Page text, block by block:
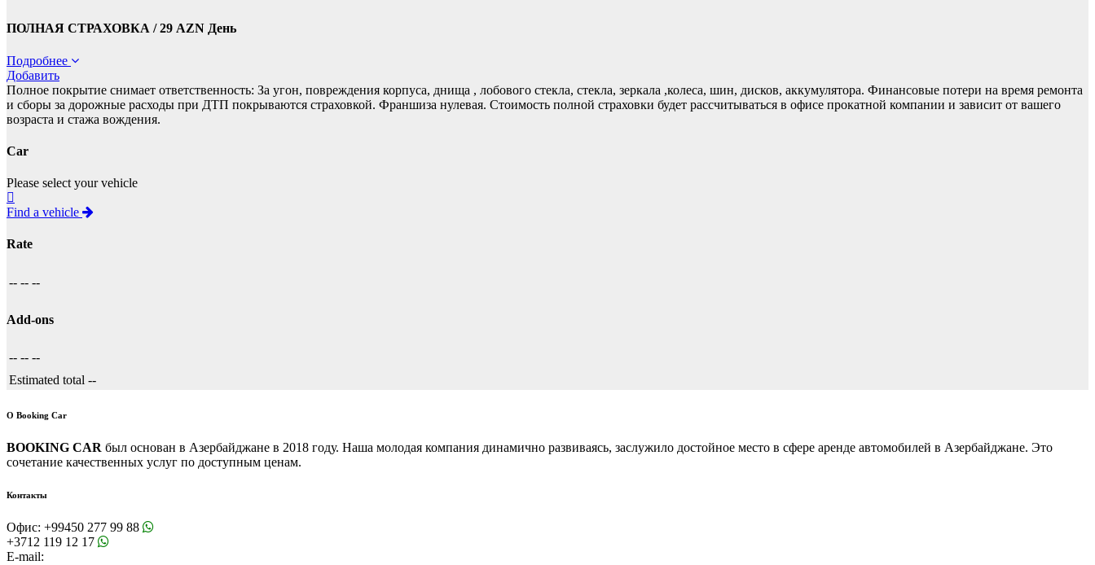
ПОЛНАЯ СТРАХОВКА / 29 AZN День
Подробнее
Добавить
Полное покрытие снимает ответственность: За угон, повреждения корпуса, днища , лобового стекла, стекла, зеркала ,колеса, шин, дисков, аккумулятора. Финансовые потери на время ремонта
и сборы за дорожные расходы при ДТП покрываются страховкой. Франшиза нулевая. Стоимость полной страховки будет рассчитываться в офисе прокатной компании и зависит от вашего
возраста и стажа вождения.
Car
Please select your vehicle
Find a vehicle
Rate
-- -- --
Add-ons
-- -- --
Estimated total --
О Booking Car
BOOKING CAR был основан в Азербайджане в 2018 году. Наша молодая компания динамично развиваясь, заслужило достойное место в сфере аренде автомобилей в Азербайджане. Это
сочетание качественных услуг по доступным ценам.
Контакты
Офис: +99450 277 99 88
+3712 119 12 17
E-mail: